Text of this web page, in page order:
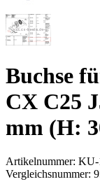
Buchse
CX C25
mm (H:
Artikelnummer: KU-
Vergleichsnummer: